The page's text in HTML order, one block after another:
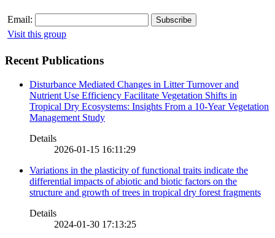
Email:
Visit this group
Recent Publications
Disturbance Mediated Changes in Litter Turnover and
Nutrient Use Efficiency Facilitate Vegetation Shifts in
Tropical Dry Ecosystems: Insights From a 10-Year Vegetation
Management Study
Details
2026-01-15 16:11:29
Variations in the plasticity of functional traits indicate the
differential impacts of abiotic and biotic factors on the
structure and growth of trees in tropical dry forest fragments
Details
2024-01-30 17:13:25